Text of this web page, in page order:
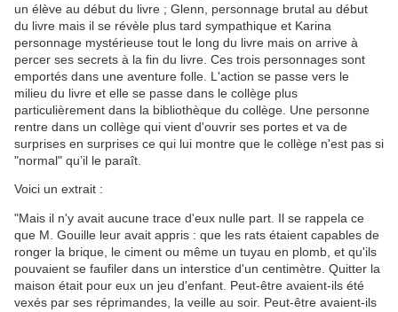
un élève au début du livre ; Glenn, personnage brutal au début
du livre mais il se révèle plus tard sympathique et Karina
personnage mystérieuse tout le long du livre mais on arrive à
percer ses secrets à la fin du livre. Ces trois personnages sont
emportés dans une aventure folle. L'action se passe vers le
milieu du livre et elle se passe dans le collège plus
particulièrement dans la bibliothèque du collège. Une personne
rentre dans un collège qui vient d'ouvrir ses portes et va de
surprises en surprises ce qui lui montre que le collège n'est pas si
"normal" qu’il le paraît.
Voici un extrait :
"Mais il n'y avait aucune trace d'eux nulle part. Il se rappela ce
que M. Gouille leur avait appris : que les rats étaient capables de
ronger la brique, le ciment ou même un tuyau en plomb, et qu'ils
pouvaient se faufiler dans un interstice d'un centimètre. Quitter la
maison était pour eux un jeu d'enfant. Peut-être avaient-ils été
vexés par ses réprimandes, la veille au soir. Peut-être avaient-ils